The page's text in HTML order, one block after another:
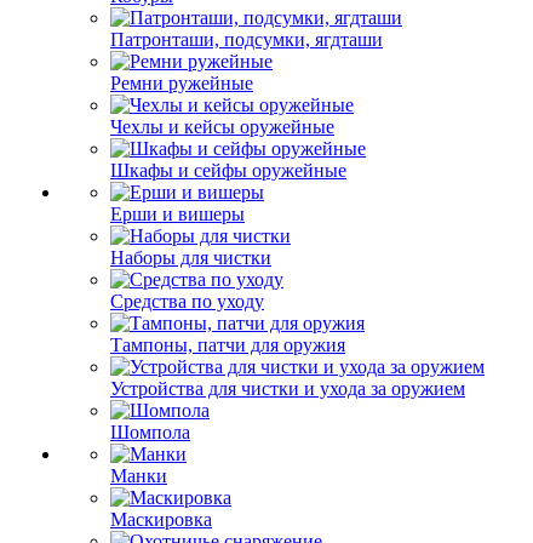
Патронташи, подсумки, ягдташи
Ремни ружейные
Чехлы и кейсы оружейные
Шкафы и сейфы оружейные
Ерши и вишеры
Наборы для чистки
Средства по уходу
Тампоны, патчи для оружия
Устройства для чистки и ухода за оружием
Шомпола
Манки
Маскировка